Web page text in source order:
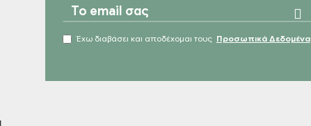
Έχω διαβάσει και αποδέχομαι τους Προσωπικά Δεδομένα